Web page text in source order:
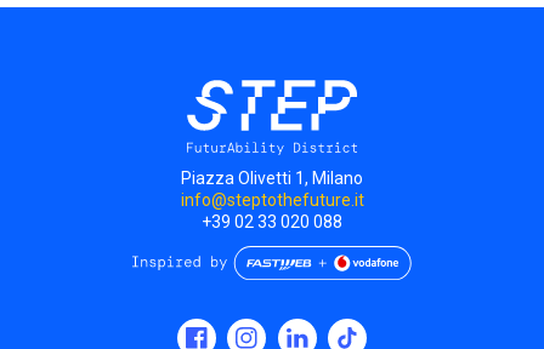
Piazza Olivetti 1, Milano
info@steptothefuture.it
+39 02 33 020 088